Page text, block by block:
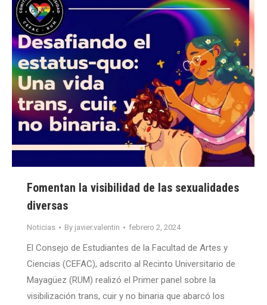
Fomentan la visibilidad de las sexualidades
diversas
Noticias By javier.valentin febrero 2, 2024
El Consejo de Estudiantes de la Facultad de Artes y
Ciencias (CEFAC), adscrito al Recinto Universitario de
Mayagüez (RUM) realizó el Primer panel sobre la
visibilización trans, cuir y no binaria que abarcó los